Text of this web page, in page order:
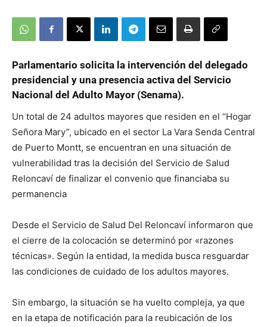
Parlamentario solicita la intervención del delegado
presidencial y una presencia activa del Servicio
Nacional del Adulto Mayor (Senama).
Un total de 24 adultos mayores que residen en el “Hogar
Señora Mary”, ubicado en el sector La Vara Senda Central
de Puerto Montt, se encuentran en una situación de
vulnerabilidad tras la decisión del Servicio de Salud
Reloncaví de finalizar el convenio que financiaba su
permanencia
Desde el Servicio de Salud Del Reloncaví informaron que
el cierre de la colocación se determinó por «razones
técnicas». Según la entidad, la medida busca resguardar
las condiciones de cuidado de los adultos mayores.
Sin embargo, la situación se ha vuelto compleja, ya que
en la etapa de notificación para la reubicación de los